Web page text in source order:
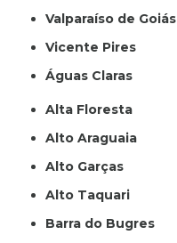
Valparaíso de Goiás
Vicente Pires
Águas Claras
Alta Floresta
Alto Araguaia
Alto Garças
Alto Taquari
Barra do Bugres